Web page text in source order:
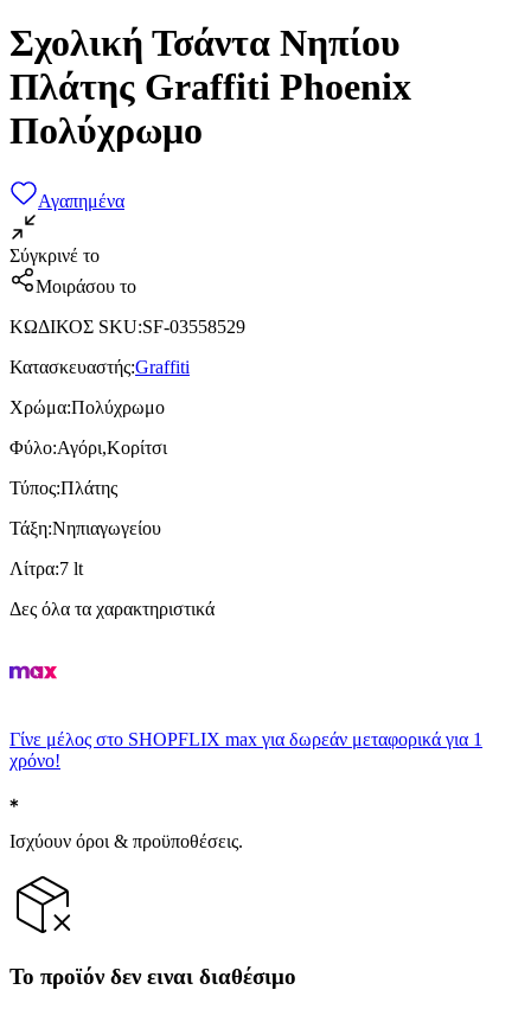
Σχολική Τσάντα Νηπίου
Πλάτης Graffiti Phoenix
Πολύχρωμο
Αγαπημένα
Σύγκρινέ το
Μοιράσου το
ΚΩΔΙΚΟΣ SKU:SF-03558529
Κατασκευαστής:Graffiti
Χρώμα:Πολύχρωμο
Φύλο:Αγόρι,Κορίτσι
Τύπος:Πλάτης
Τάξη:Νηπιαγωγείου
Λίτρα:7 lt
Δες όλα τα χαρακτηριστικά
Γίνε μέλος στο SHOPFLIX max για δωρεάν μεταφορικά για 1
χρόνο!
Ισχύουν όροι & προϋποθέσεις.
Το προϊόν δεν ειναι διαθέσιμο